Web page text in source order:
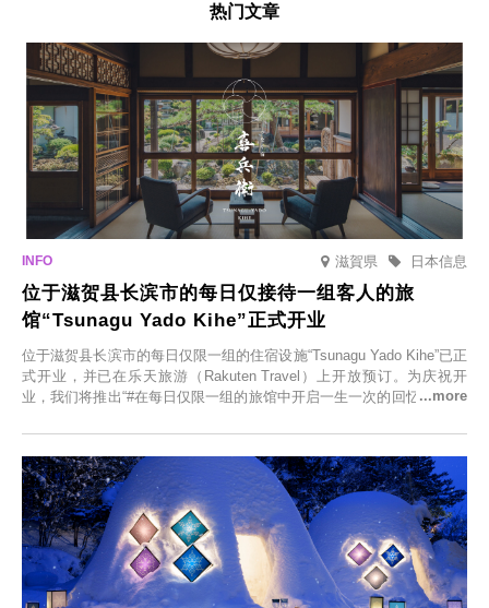
热门文章
滋賀県 日本信息
位于滋贺县长滨市的每日仅接待一组客人的旅
馆“Tsunagu Yado Kihe”正式开业
位于滋贺县长滨市的每日仅限一组的住宿设施“Tsunagu Yado Kihe”已正
式开业，并已在乐天旅游（Rakuten Travel）上开放预订。为庆祝开
业，我们将推出“#在每日仅限一组的旅馆中开启一生一次的回忆之旅”活
在此与重要之人共度一段难忘的特别时光。